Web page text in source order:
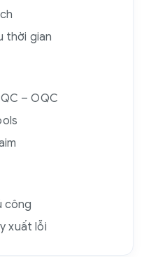
thời gian
– OQC
công
xuất lỗi